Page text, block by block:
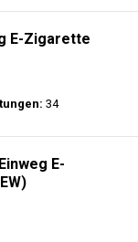
E-Zigarette
34
E-